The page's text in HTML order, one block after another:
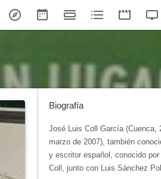
Biografía
José Luis Coll García (Cuenca,
marzo de 2007), también
y escritor español, conocido
Coll, junto con Luis Sánchez